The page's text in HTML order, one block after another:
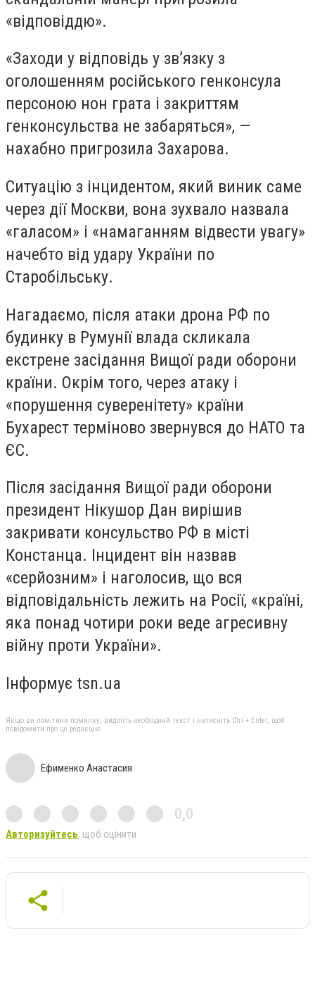
«відповіддю».
«Заходи у відповідь у зв’язку з
оголошенням російського генконсула
персоною нон грата і закриттям
генконсульства не забаряться», —
нахабно пригрозила Захарова.
Ситуацію з інцидентом, який виник саме
через дії Москви, вона зухвало назвала
«галасом» і «намаганням відвести увагу»
начебто від удару України по
Старобільську.
Нагадаємо, після атаки дрона РФ по
будинку в Румунії влада скликала
екстрене засідання Вищої ради оборони
країни. Окрім того, через атаку і
«порушення суверенітету» країни
Бухарест терміново звернувся до НАТО та
ЄС.
Після засідання Вищої ради оборони
президент Нікушор Дан вирішив
закривати консульство РФ в місті
Констанца. Інцидент він назвав
«серйозним» і наголосив, що вся
відповідальність лежить на Росії, «країні,
яка понад чотири роки веде агресивну
війну проти України».
Інформує tsn.ua
Якщо ви помітили помилку, виділіть необхідний текст і натисніть Ctrl + Enter, щоб
повідомити про це редакцію
Ефименко Анастасия
0,0
Авторизуйтесь, щоб оцінити